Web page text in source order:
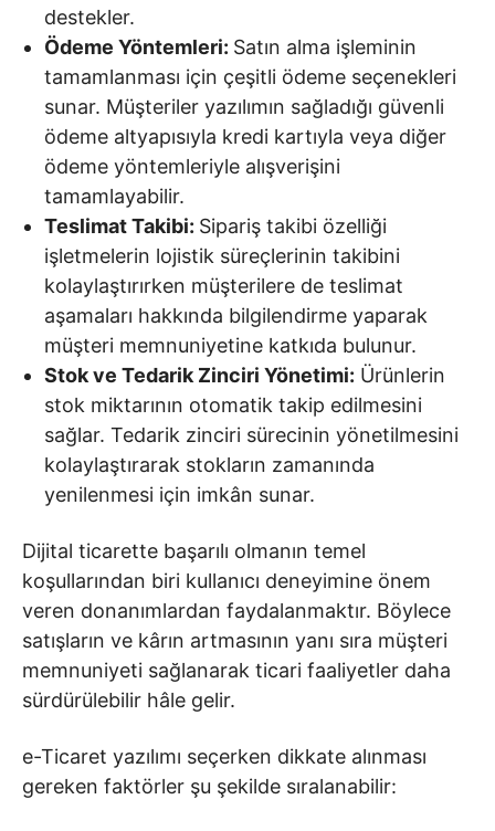
destekler.
Ödeme Yöntemleri: Satın alma işleminin
tamamlanması için çeşitli ödeme seçenekleri
sunar. Müşteriler yazılımın sağladığı güvenli
ödeme altyapısıyla kredi kartıyla veya diğer
ödeme yöntemleriyle alışverişini
tamamlayabilir.
Teslimat Takibi: Sipariş takibi özelliği
işletmelerin lojistik süreçlerinin takibini
kolaylaştırırken müşterilere de teslimat
aşamaları hakkında bilgilendirme yaparak
müşteri memnuniyetine katkıda bulunur.
Stok ve Tedarik Zinciri Yönetimi: Ürünlerin
stok miktarının otomatik takip edilmesini
sağlar. Tedarik zinciri sürecinin yönetilmesini
kolaylaştırarak stokların zamanında
yenilenmesi için imkân sunar.
Dijital ticarette başarılı olmanın temel
koşullarından biri kullanıcı deneyimine önem
veren donanımlardan faydalanmaktır. Böylece
satışların ve kârın artmasının yanı sıra müşteri
memnuniyeti sağlanarak ticari faaliyetler daha
sürdürülebilir hâle gelir.
e-Ticaret yazılımı seçerken dikkate alınması
gereken faktörler şu şekilde sıralanabilir: